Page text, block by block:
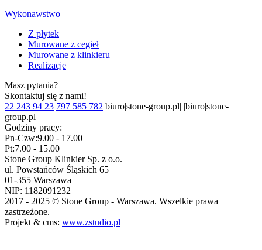
Wykonawstwo
Z płytek
Murowane z cegieł
Murowane z klinkieru
Realizacje
Masz pytania?
Skontaktuj się z nami!
22 243 94 23 797 585 782 biuro|stone-group.pl| |biuro|stone-
group.pl
Godziny pracy:
Pn-Czw:9.00 - 17.00
Pt:7.00 - 15.00
Stone Group Klinkier Sp. z o.o.
ul. Powstańców Śląskich 65
01-355 Warszawa
NIP: 1182091232
2017 - 2025 © Stone Group - Warszawa. Wszelkie prawa
zastrzeżone.
Projekt & cms: www.zstudio.pl